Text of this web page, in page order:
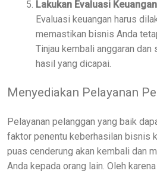
Lakukan Evaluasi
Evaluasi keuangan harus
memastikan bisnis Anda
Tinjau kembali anggaran dan
hasil yang dicapai.
Menyediakan Pelayanan
Pelayanan pelanggan yang baik
faktor penentu keberhasilan bisnis
puas cenderung akan kembali dan
Anda kepada orang lain. Oleh